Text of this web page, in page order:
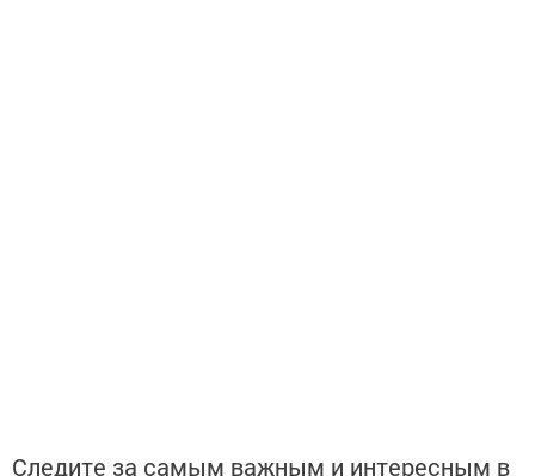
Следите за самым важным и интересным в